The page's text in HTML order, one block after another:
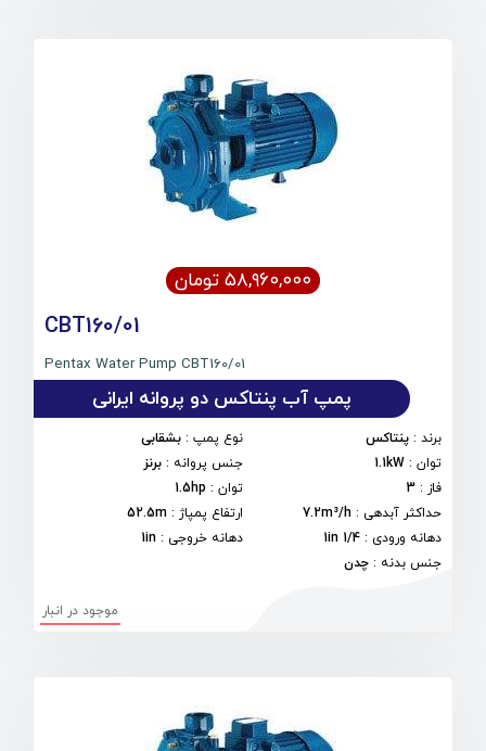
۵۸,۹۶۰,۰۰۰ تومان
CBT160/01
Pentax Water Pump CBT160/01
پمپ آب پنتاکس دو پروانه ایرانی
برند : پنتاکس نوع پمپ: بشقابی
توان :
1.1kW جنس پروانه : برنز
فاز :
3 توان:
1.5hp
حداکثر آبدهی :
7.2m³/h ارتفاع پمپاژ :
52.5m
دهانه ورودی :
1/4 1in دهانه خروجی :
1in
جنس بدنه : چدن
موجود در انبار